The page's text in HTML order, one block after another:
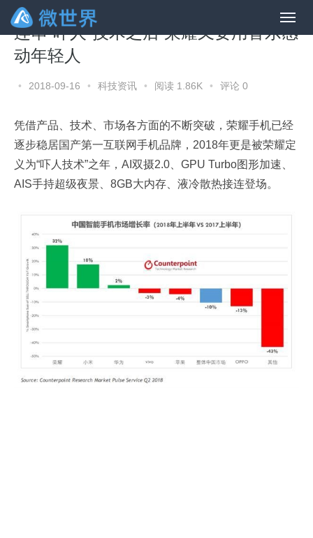
连串“吓人”技术之后 荣耀又要用音乐感
动年轻人
• 2018-09-16 • 科技资讯 • 阅读 1.86K • 评论 0
凭借产品、技术、市场各方面的不断突破，荣耀手机已经
逐步稳居国产第一互联网手机品牌，2018年更是被荣耀定
义为“吓人技术”之年，AI双摄2.0、GPU Turbo图形加速、
AIS手持超级夜景、8GB大内存、液冷散热接连登场。